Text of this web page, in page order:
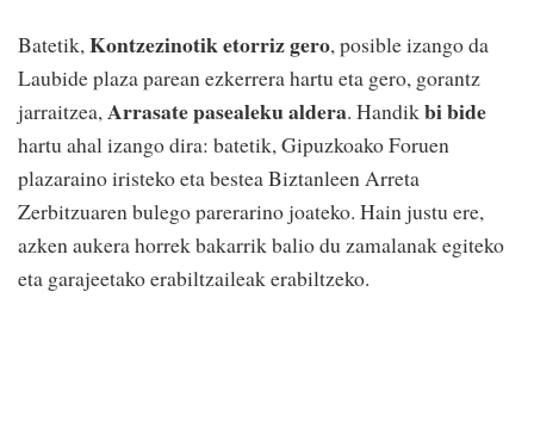
Batetik, Kontzezinotik etorriz gero, posible izango da
Laubide plaza parean ezkerrera hartu eta gero, gorantz
jarraitzea, Arrasate pasealeku aldera. Handikbi bide
hartu ahal izango dira: batetik, Gipuzkoako Foruen
plazaraino iristeko eta bestea Biztanleen Arreta
Zerbitzuaren bulego parerarino joateko. Hain justu ere,
azken aukera horrek bakarrik balio du zamalanak egiteko
eta garajeetako erabiltzaileak erabiltzeko.